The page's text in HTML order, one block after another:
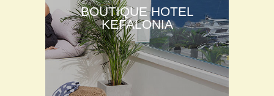
BOUTIQUE HOTEL
KEFALONIA